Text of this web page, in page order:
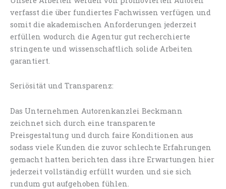
verfasst die über fundiertes Fachwissen verfügen und
somit die akademischen Anforderungen jederzeit
erfüllen wodurch die Agentur gut recherchierte
stringente und wissenschaftlich solide Arbeiten
garantiert.
Seriösität und Transparenz:
Das Unternehmen Autorenkanzlei Beckmann
zeichnet sich durch eine transparente
Preisgestaltung und durch faire Konditionen aus
sodass viele Kunden die zuvor schlechte Erfahrungen
gemacht hatten berichten dass ihre Erwartungen hier
jederzeit vollständig erfüllt wurden und sie sich
rundum gut aufgehoben fühlen.